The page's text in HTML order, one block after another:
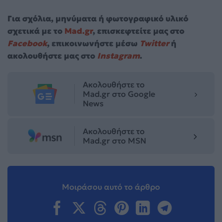
Για σχόλια, μηνύματα ή φωτογραφικό υλικό
σχετικά με το Mad.gr, επισκεφτείτε μας στο
Facebook, επικοινωνήστε μέσω Twitterή
ακολουθήστε μας στο Instagram.
Ακολουθήστε το
Mad.gr στο Google
News
Ακολουθήστε το
Mad.gr στο MSN
Μοιράσου αυτό το άρθρο